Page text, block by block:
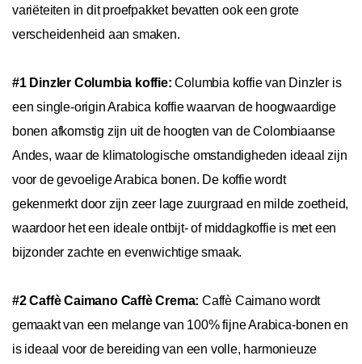
variëteiten in dit proefpakket bevatten ook een grote
verscheidenheid aan smaken.
#1 Dinzler Columbia koffie: Columbia koffie van Dinzler is
een single-origin Arabica koffie waarvan de hoogwaardige
bonen afkomstig zijn uit de hoogten van de Colombiaanse
Andes, waar de klimatologische omstandigheden ideaal zijn
voor de gevoelige Arabica bonen. De koffie wordt
gekenmerkt door zijn zeer lage zuurgraad en milde zoetheid,
waardoor het een ideale ontbijt- of middagkoffie is met een
bijzonder zachte en evenwichtige smaak.
#2 Caffè Caimano Caffè Crema: Caffè Caimano wordt
gemaakt van een melange van 100% fijne Arabica-bonen en
is ideaal voor de bereiding van een volle, harmonieuze